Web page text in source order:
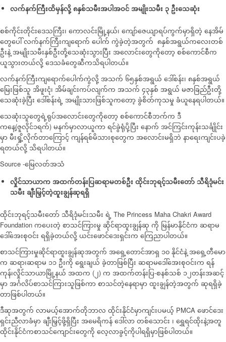
လက်နက်ကြီးထိမှန်လို့ ၈နှစ်သမီးအပါအဝင် အမျိုးသမီး ၃ ဦးသေဆုံး
စစ်ကိုင်းတိုင်းဒေသကြီး၊ ကောလင်းမြို့နယ်၊ ကျော်ဇေယျာရပ်ကွက်မှာရှိတဲ့ နေအိမ်
တွေပေါ် လက်နက်ကြီးကျရောက် ပေါက် ကွဲခဲ့တဲ့အတွက် ၈နှစ်အရွယ်ကလေးတစ်
ဦးနဲ့ အမျိုးသမီးနှစ်ဦးတို့သေဆုံးသွားပြီး အလောင်းတွေကိုတော့ စစ်ကောင်စီက
ယူသွားတယ်လို့ ဒေသခံတွေဆီကသိရပါတယ်။
လက်နက်ကြီးကျရောက်ပေါက်ကွဲလို့ အသက် ၆၅နှစ်အရွယ် ဒေါ်စန်း၊ ၈နှစ်အရွယ်
မြေးဖြစ်သူ အိဖူးငုံ၊ အိမ်ချင်းကပ်လျက်က အသက် ၄၃နှစ် အရွယ် မဇာခြည်ဦးတို့
သေဆုံးခဲ့ပြီး ဒေါ်စန်းရဲ့ အမျိုးသားဖြစ်သူကတော့ ခွဲစိတ်ကုသမှု ခံယူနေရပါတယ်။
သေဆုံးသူတွေရဲ့ရုပ်အလောင်းတွေကိုတော့ စစ်ကောင်စီဘက်က ဒီ
ကနေ့(ဇူလိုင်၁ရက်) မနက်မှာလာယူကာ ရင်ခွဲရုံပို့ပြီး နောက် အင်ကြင်းကုန်းသင်္ချိုင်း
မှာ မီးရှို့လိုက်တာကြောင့် ကျန်ရစ်မိသားစုတွေက အလောင်းမရှိဘဲ နာရေးကျင်းပခဲ့
ရတယ်လို့ သိရပါတယ်။
Source -မြေလတ်အသံ
လှိုင်သာယာက ‌အထက်တန်းပြဆရာမတစ်ဦး ထိုင်းဘုရင့်သမီးတော် သီရိဒုံမင်း
သမီး ချီးမြှင့်တဲ့ထူးချွန်ဆုရရှိ
ထိုင်းဘုရင့်သမီးတော် သီရိဒုံမင်းသမီး ရဲ့ The Princess Maha Chakri Award
Foundation ကပေးတဲ့ စာသင်ကြားမှု ဆိုင်ရာထူးချွန်ဆု ကို မြန်မာနိုင်ငံက ဆရာမ
ဒေါ်အေးစုဝင်း ရရှိခဲ့တယ်လို့ ယင်းဖောင်ဒေးရှင်းက ကြေညာပါတယ်။
စာသင်ကြားမှုဆိုင်ရာထူးချွန်ဆုအတွက် အရှေ့တောင်အာရှ ၁၀ နိုင်ငံနဲ့ အရှေ့တီမော
က ဆရာ၊ဆရာမ ၁၁ ဦးကို ရွေးချယ် ခဲ့တာဖြစ်ပြီး ဆရာမဒေါ်အေးစုဝင်းက ရန်
ကုန်၊လှိုင်သာယာမြို့နယ် အထက (၂) က အထက်တန်းပြ-စနစ်သစ် ၁၂တန်းအဆင့်
မှာ အင်္ဂလိပ်စာသင်ကြားသူဖြစ်ကာ စာသင်တဲ့နေရာမှာ ထူးချွန်တဲ့အတွက် ဆုရရှိခဲ့
တာဖြစ်ပါတယ်။
ဒီဆုအတွက် လာမယ့်အောက်တိုဘာလ ထိုင်းနိုင်ငံမှာကျင်းပမယ့် PMCA ဖောင်ဒေး
ရှင်းညီလာခံမှာ ချီးမြှင့်ဖို့ရှိပြီး အမေရိကန် ဒေါ်လာ တစ်သောင်း ၊ ရွှေရင်ထိုးနဲ့အတူ
ထိုင်းနိုင်ငံကစာသင်ကျောင်းတွေကို လေ့လာခွင့်ကိုပါရရှိမှာဖြစ်ပါတယ်။